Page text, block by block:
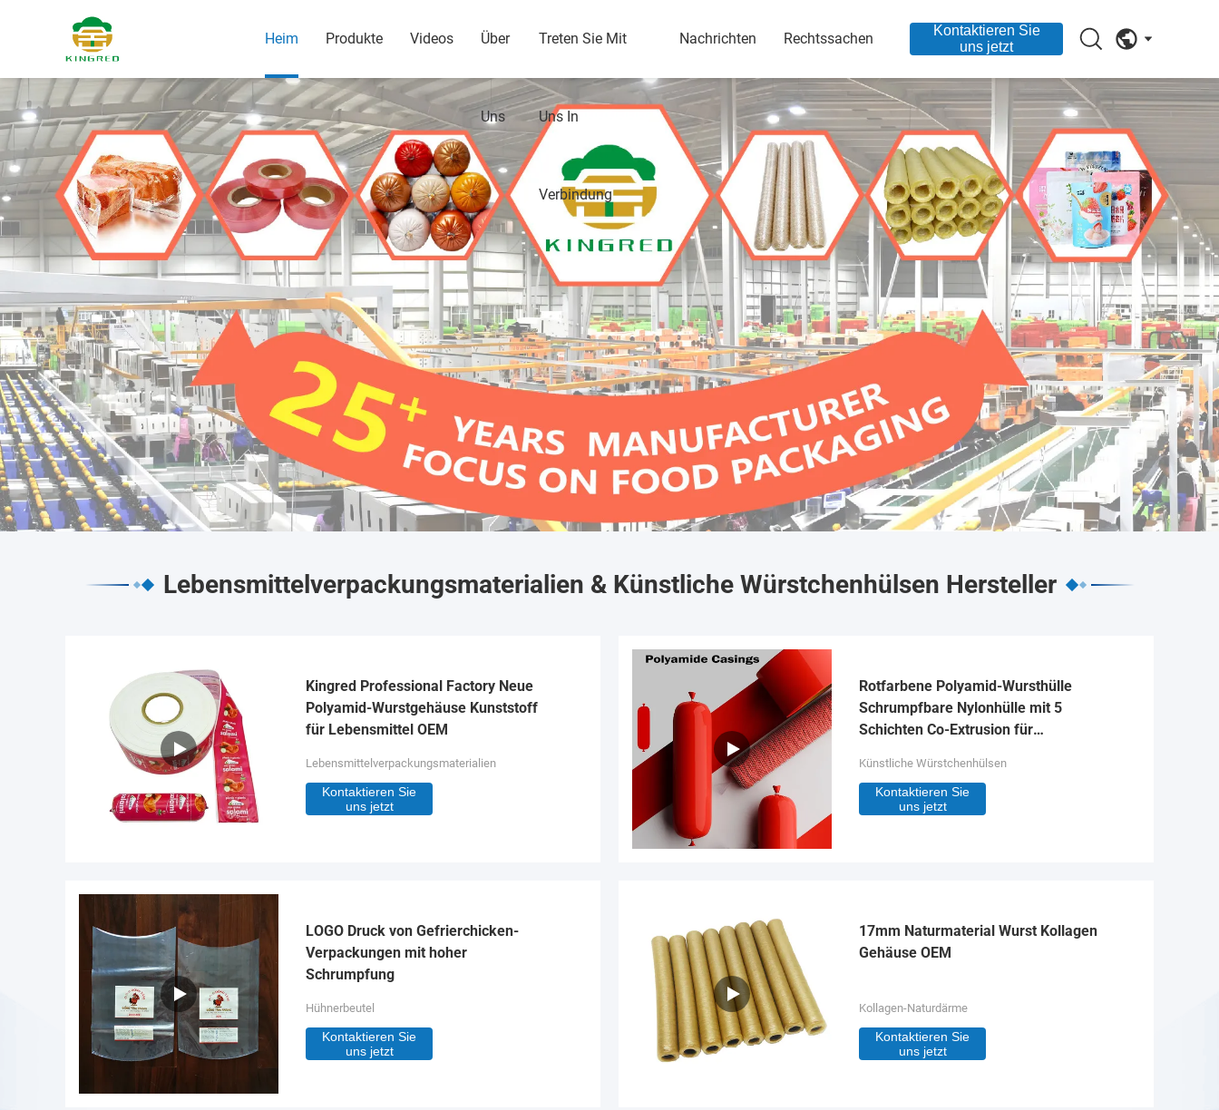
Heim Produkte Videos Über
Uns
Treten Sie Mit
Uns In
Verbindung
Nachrichten Rechtssachen
Kontaktieren Sie
uns jetzt
Lebensmittelverpackungsmaterialien & Künstliche Würstchenhülsen Hersteller
Kingred Professional Factory Neue
Polyamid-Wurstgehäuse Kunststoff
für Lebensmittel OEM
Lebensmittelverpackungsmaterialien
Kontaktieren Sie
uns jetzt
Rotfarbene Polyamid-Wursthülle
Schrumpfbare Nylonhülle mit 5
Schichten Co-Extrusion für
Künstliche Würstchenhülsen
Kontaktieren Sie
uns jetzt
LOGO Druck von Gefrierchicken-
Verpackungen mit hoher
Schrumpfung
Hühnerbeutel
Kontaktieren Sie
uns jetzt
17mm Naturmaterial Wurst Kollagen
Gehäuse OEM
Kollagen-Naturdärme
Kontaktieren Sie
uns jetzt